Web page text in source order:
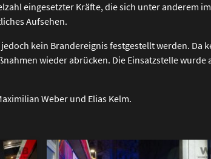
eingesetzter Kräfte, die sich unter anderem
Aufsehen.
kein Brandereignis festgestellt werden. Da
wieder abrücken. Die Einsatzstelle
Weber und Elias Kelm.